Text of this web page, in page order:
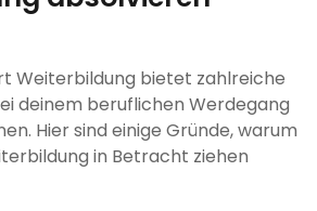
Weiterbildung bietet zahlreiche
deinem beruflichen Werdegang
Hier sind einige Gründe, warum
in Betracht ziehen